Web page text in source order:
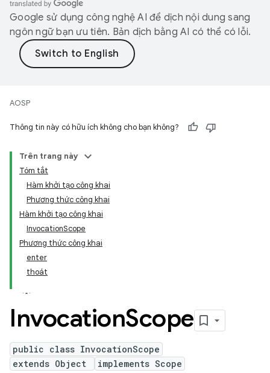
Google sử dụng công nghệ AI để dịch nội dung sang
ngôn ngữ bạn ưu tiên. Bản dịch bằng AI có thể có lỗi.
AOSP
Thông tin này có hữu ích không cho bạn không?
Trên trang này
Tóm tắt
Hàm khởi tạo công khai
Phương thức công khai
Hàm khởi tạo công khai
InvocationScope
Phương thức công khai
enter
thoát
InvocationScope
public class InvocationScope
extends Object
implements Scope